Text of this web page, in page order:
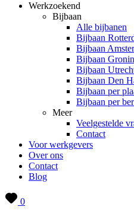
Werkzoekend
Bijbaan
Alle bijbanen
Bijbaan
Bijbaan
Bijbaan
Bijbaan
Bijbaan Den
Bijbaan per
Bijbaan per
Meer
Veelgestelde
Contact
Voor werkgevers
Over ons
Contact
Blog
0